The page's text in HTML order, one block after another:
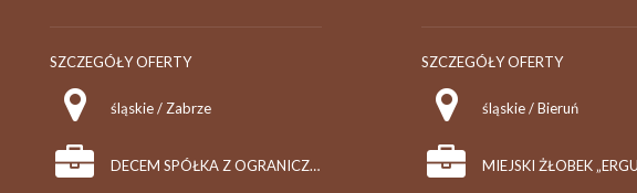
SZCZEGÓŁY OFERTY
śląskie / Zabrze
DECEM SPÓŁKA Z OGRANICZONĄ ODPOWIEDZIALNOŚCIĄ
SZCZEGÓŁY OFERTY
śląskie / Bieruń